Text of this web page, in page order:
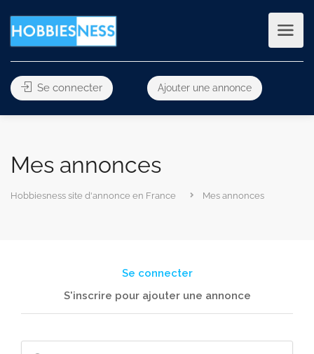
Se connecter Ajouter une annonce
Mes annonces
Hobbiesness site d'annonce en France Mes annonces
Se connecter
S'inscrire pour ajouter une annonce